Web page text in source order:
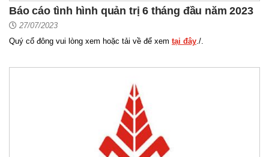
Báo cáo tình hình quản trị 6 tháng đầu năm 2023
27/07/2023
Quý cổ đông vui lòng xem hoặc tải về để xem tại đây./.